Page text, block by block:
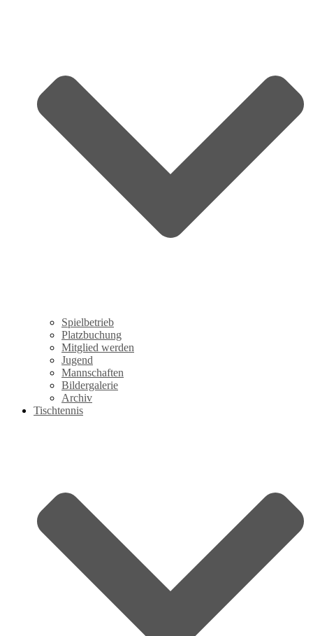
Spielbetrieb
Platzbuchung
Mitglied werden
Jugend
Mannschaften
Bildergalerie
Archiv
Tischtennis